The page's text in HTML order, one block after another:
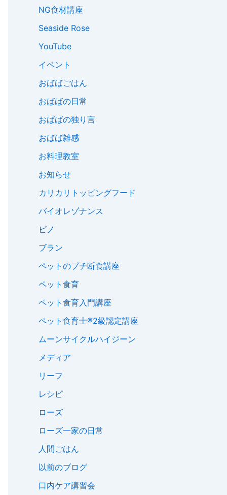
NG食材講座
Seaside Rose
YouTube
イベント
おばばごはん
おばばの日常
おばばの独り言
おばば雑感
お料理教室
お知らせ
カリカリトッピングフード
バイオレゾナンス
ピノ
ブラン
ペットのプチ断食講座
ペット食育
ペット食育入門講座
ペット食育士®︎2級認定講座
ムーンサイクルハイジーン
メディア
リーフ
レシピ
ローズ
ローズ一家の日常
人間ごはん
以前のブログ
口内ケア講習会